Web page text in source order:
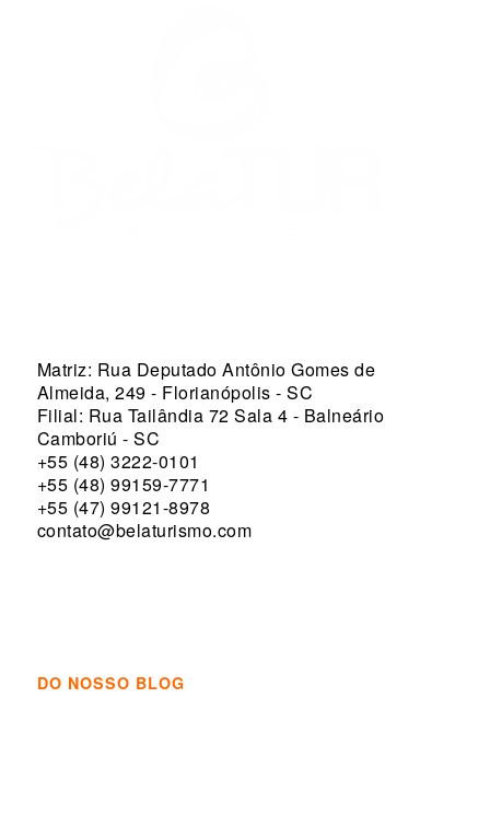
Matriz: Rua Deputado Antônio Gomes de
Almeida, 249 - Florianópolis - SC
Filial: Rua Tailândia 72 Sala 4 - Balneário
Camboriú - SC
+55 (48) 3222-0101
+55 (48) 99159-7771
+55 (47) 99121-8978
contato@belaturismo.com
DO NOSSO BLOG